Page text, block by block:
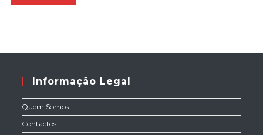
Informação Legal
Quem Somos
Contactos